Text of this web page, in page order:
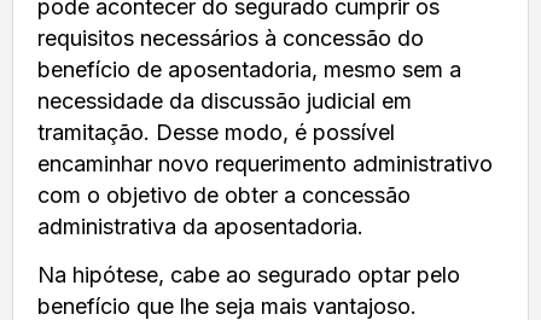
pode acontecer do segurado cumprir os
requisitos necessários à concessão do
benefício de aposentadoria, mesmo sem a
necessidade da discussão judicial em
tramitação. Desse modo, é possível
encaminhar novo requerimento administrativo
com o objetivo de obter a concessão
administrativa da aposentadoria.
Na hipótese, cabe ao segurado optar pelo
benefício que lhe seja mais vantajoso.